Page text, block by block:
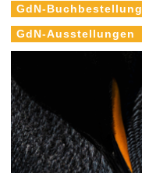
GdN-Buchbestellung
GdN-Ausstellungen